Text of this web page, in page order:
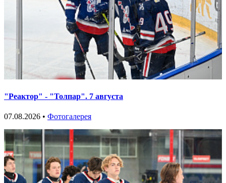
"Реактор" - "Толпар". 7 августа
07.08.2026 • Фотогалерея